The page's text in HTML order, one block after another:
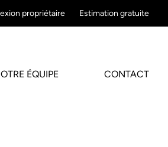
propriétaire Estimation gratuite
ÉQUIPE CONTACT